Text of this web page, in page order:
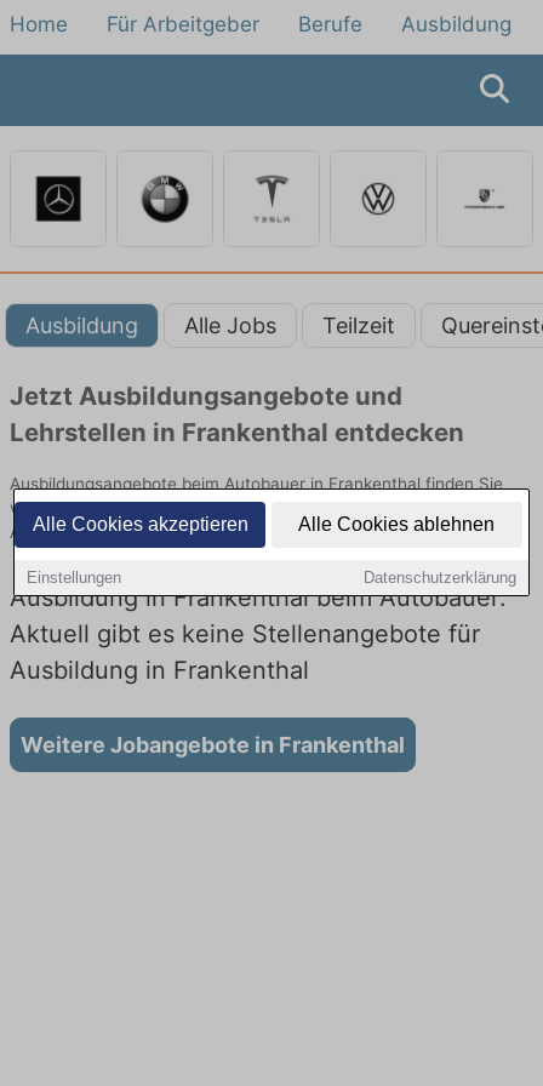
Alle Cookies akzeptieren Alle Cookies ablehnen
Einstellungen Datenschutzerklärung
Home Für Arbeitgeber Berufe Ausbildung
Ausbildung Alle Jobs Teilzeit
Jetzt Ausbildungsangebote und
Lehrstellen in Frankenthal entdecken
Ausbildungsangebote beim Autobauer in Frankenthal finden Sie
von namhaften Firmen. Entdecken Sie freie Optionen von Top-
Arbeitgebern und bewerben Sie sich noch heute.
Ausbildung in Frankenthal beim Autobauer:
Aktuell gibt es keine Stellenangebote für
Ausbildung in Frankenthal
Weitere Jobangebote in Frankenthal